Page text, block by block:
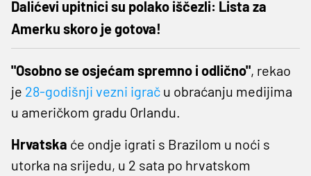
Dalićevi upitnici su polako iščezli: Lista za
Amerku skoro je gotova!
"Osobno se osjećam spremno i odlično", rekao
je 28-godišnji vezni igrač u obraćanju medijima
u američkom gradu Orlandu.
Hrvatska će ondje igrati s Brazilom u noći s
utorka na srijedu, u 2 sata po hrvatskom